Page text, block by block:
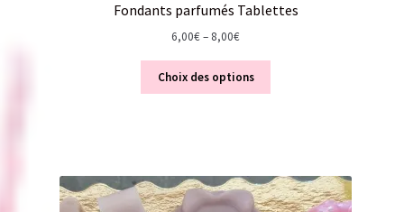
Fondants parfumés Tablettes
6,00€– 8,00€
Choix des options